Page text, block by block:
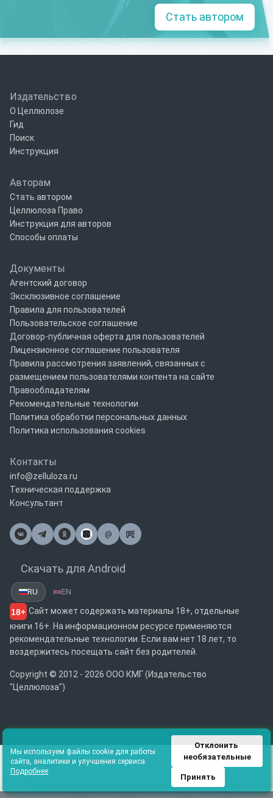
Стать автором
Издательство
О Целлюлозе
Гид
Поиск
Инструкция
Авторам
Стать автором
Целлюлоза Право
Инструкция для авторов
Способы оплаты
Документы
Агентский договор
Эксклюзивное соглашение
Правила для пользователей
Пользовательское соглашение
Договор-публичная оферта для пользователей
Лицензионное соглашение пользователя
Правила рассмотрения заявлений, связанных с
размещением пользователями контента на сайте
Правообладателям
Рекомендательные технологии
Политика обработки персональных данных
Политика использования cookies
Контакты
info@zelluloza.ru
Техническая поддержка
Консультант
@
Почта
Скачать для Android
RU EN
18+ Сайт может содержать материалы 18+, отдельные
книги 16+. На информационном ресурсе применяются
рекомендательные технологии. Если вам нет 18 лет, то
воздержитесь посещать сайт без родителей.
Copyright © 2012 - 2026 ООО КМГ (Издательство
"Целлюлоза")
Мы используем файлы cookie для работы
сайта, аналитики и улучшения сервиса.
Подробнее
Отклонить
необязательные
Принять